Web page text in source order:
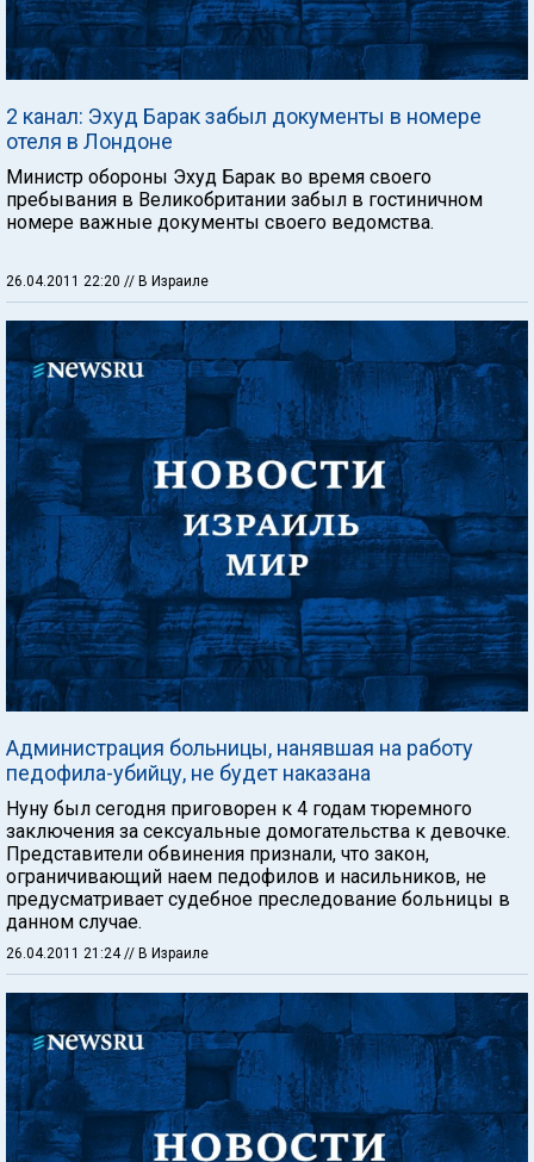
2 канал: Эхуд Барак забыл документы в номере
отеля в Лондоне
Министр обороны Эхуд Барак во время своего
пребывания в Великобритании забыл в гостиничном
номере важные документы своего ведомства.
26.04.2011 22:20 // В Израиле
Администрация больницы, нанявшая на работу
педофила-убийцу, не будет наказана
Нуну был сегодня приговорен к 4 годам тюремного
заключения за сексуальные домогательства к девочке.
Представители обвинения признали, что закон,
ограничивающий наем педофилов и насильников, не
предусматривает судебное преследование больницы в
данном случае.
26.04.2011 21:24// В Израиле